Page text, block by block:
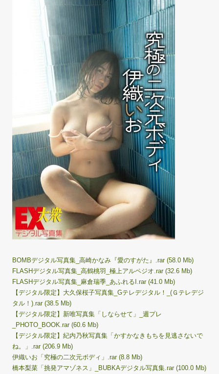
BOMBデジタル写真集_高崎かなみ『愛のすがた』.rar (58.0 Mb)
FLASHデジタル写真集_高鶴桃羽_極上アルペジオ.rar (32.6 Mb)
FLASHデジタル写真集_麻倉瑞季_あふれるI.rar (41.0 Mb)
【デジタル限定】大久保桜子写真集_Gテレデジタル！_(Ｇテレデジ
タル！).rar (38.5 Mb)
【デジタル限定】新唯写真集「しならせて」_週プレ
_PHOTO_BOOK.rar (60.6 Mb)
【デジタル限定】紀内乃秋写真集「かすかなきもちを見逃さないで
ね。」.rar (206.9 Mb)
伊織いお「究極の二次元ボディ」.rar (8.8 Mb)
橋本梨菜「挑発アマゾネス」_BUBKAデジタル写真集.rar (100.0 Mb)